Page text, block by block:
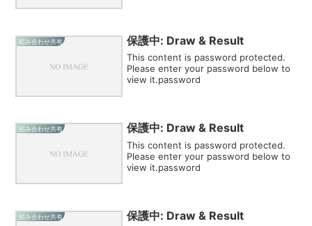
組み合わせ共有 保護中: Draw & Result
This content is password protected.
Please enter your password below to
view it.password
組み合わせ共有 保護中: Draw & Result
This content is password protected.
Please enter your password below to
view it.password
組み合わせ共有 保護中: Draw & Result